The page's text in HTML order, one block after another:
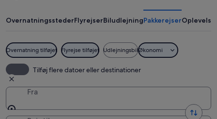
OvernatningsstederFlyrejserBiludlejningPakkerejser
Overnatning tilføjet Flyrejse tilføjet UdlejningsbilØkonomi
Tilføj flere datoer eller destinationer
Fra